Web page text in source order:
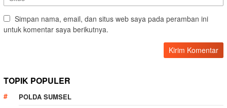
Simpan nama, email, dan situs web saya pada peramban ini
untuk komentar saya berikutnya.
TOPIK POPULER
POLDA SUMSEL